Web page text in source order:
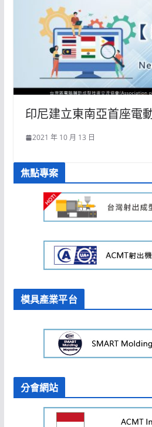
印尼建立東南亞首座電
2021 年 10 月 13 日
焦點專案
模具產業平台
分會網站